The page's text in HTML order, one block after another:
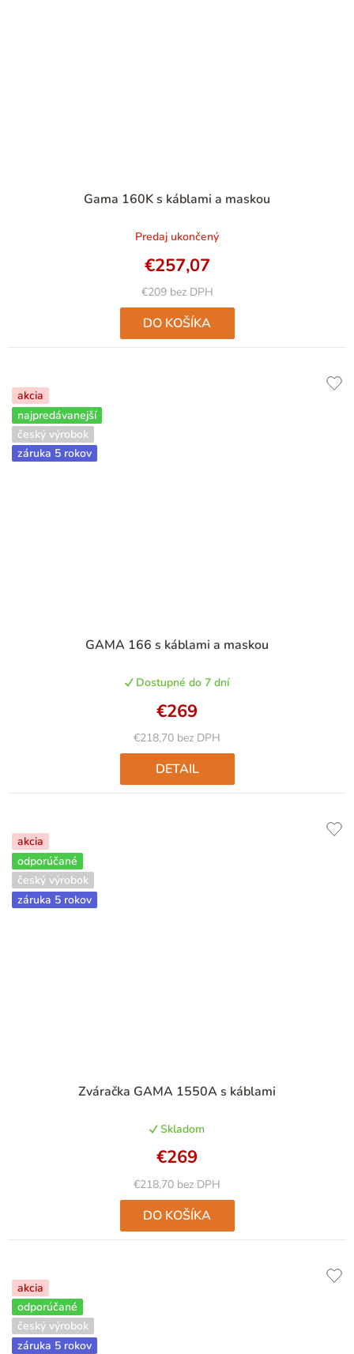
Gama 160K s káblami a maskou
hodnotenie
je
4,8
z
5
hviezdičiek.
Predaj ukončený
€209 bez DPH
€257,07
DO KOŠÍKA
akcia
najpredávanejší
český výrobok
záruka 5 rokov
GAMA 166 s káblami a maskou
Dostupné do 7 dní
€218,70 bez DPH
€269
DETAIL
akcia
odporúčané
český výrobok
záruka 5 rokov
Zváračka GAMA 1550A s káblami
Skladom
€218,70 bez DPH
€269
DO KOŠÍKA
akcia
odporúčané
český výrobok
záruka 5 rokov